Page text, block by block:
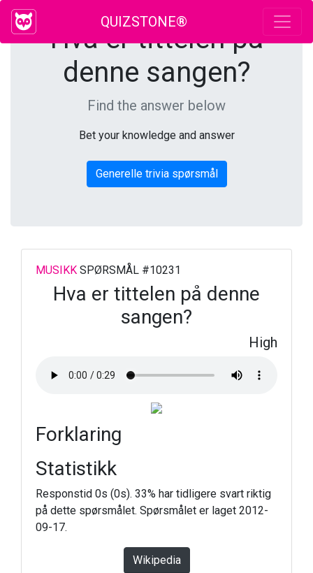
QUIZSTONE®
Hva er tittelen på
denne sangen?
Find the answer below
Bet your knowledge and answer
Generelle trivia spørsmål
MUSIKK SPØRSMÅL #10231
Hva er tittelen på denne
sangen?
High
Forklaring
Statistikk
Responstid 0s (0s). 33% har tidligere svart riktig
på dette spørsmålet. Spørsmålet er laget 2012-
09-17.
Wikipedia